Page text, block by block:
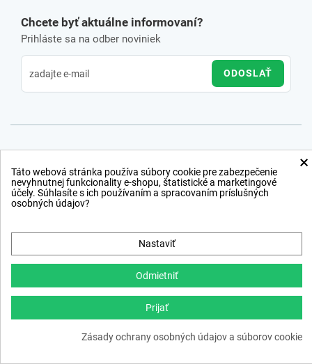
Chcete byť aktuálne informovaní?
Prihláste sa na odber noviniek
ODOSLAŤ
webdesign,ppc›netsuccess.sk
×
Táto webová stránka používa súbory cookie pre zabezpečenie
nevyhnutnej funkcionality e-shopu, štatistické a marketingové
účely. Súhlasíte s ich používaním a spracovaním príslušných
osobných údajov?
Nastaviť
Odmietniť
Prijať
Zásady ochrany osobných údajov a súborov cookie